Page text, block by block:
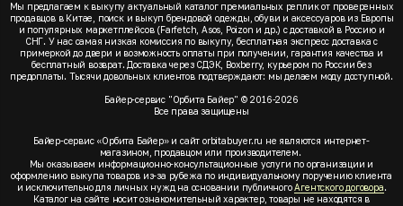
Мы предлагаем к выкупу актуальный каталог премиальных реплик от проверенных
продавцов в Китае, поиск и выкуп брендовой одежды, обуви и аксессуаров из Европы
и популярных маркетплейсов (Farfetch, Asos, Poizon и др.) с доставкой в Россию и
СНГ. У нас самая низкая комиссия по выкупу, бесплатная экспресс доставка с
примеркой до двери и возможность оплаты при получении, гарантия качества и
бесплатный возврат. Доставка через СДЭК, Boxberry, курьером по России без
предоплаты. Тысячи довольных клиентов подтверждают: мы делаем моду доступной.
Байер-сервис "Орбита Байер" © 2016-2026
Все права защищены
Байер-сервис «Орбита Байер» и сайт orbitabuyer.ru не являются интернет-
магазином, продавцом или производителем.
Мы оказываем информационно-консультационные услуги по организации и
оформлению выкупа товаров из-за рубежа по индивидуальному поручению клиента
и исключительно для личных нужд на основании публичногоАгентского договора.
Каталог на сайте носит ознакомительный характер, товары не находятся в